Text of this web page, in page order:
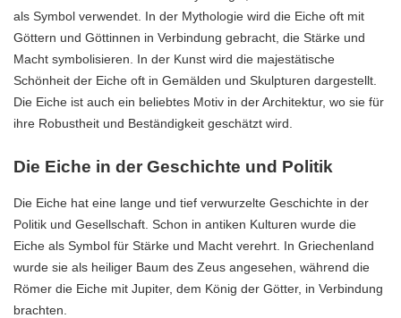
als Symbol verwendet. In der Mythologie wird die Eiche oft mit
Göttern und Göttinnen in Verbindung gebracht, die Stärke und
Macht symbolisieren. In der Kunst wird die majestätische
Schönheit der Eiche oft in Gemälden und Skulpturen dargestellt.
Die Eiche ist auch ein beliebtes Motiv in der Architektur, wo sie für
ihre Robustheit und Beständigkeit geschätzt wird.
Die Eiche in der Geschichte und Politik
Die Eiche hat eine lange und tief verwurzelte Geschichte in der
Politik und Gesellschaft. Schon in antiken Kulturen wurde die
Eiche als Symbol für Stärke und Macht verehrt. In Griechenland
wurde sie als heiliger Baum des Zeus angesehen, während die
Römer die Eiche mit Jupiter, dem König der Götter, in Verbindung
brachten.